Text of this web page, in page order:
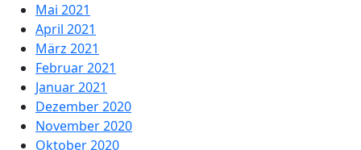
Mai 2021
April 2021
März 2021
Februar 2021
Januar 2021
Dezember 2020
November 2020
Oktober 2020